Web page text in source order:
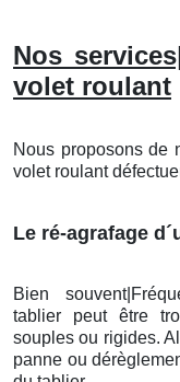
Nos
volet roulant
Nous proposons de
volet roulant
Le ré-agrafage
Bien
tablier peut être
souples ou rigides.
panne ou